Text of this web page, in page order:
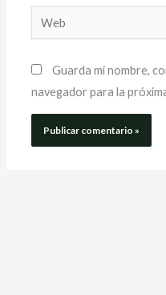
Web
Guarda mi nombre,
navegador para la